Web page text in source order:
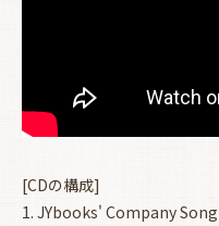
[CDの構成]
1. JYbooks' Company Song